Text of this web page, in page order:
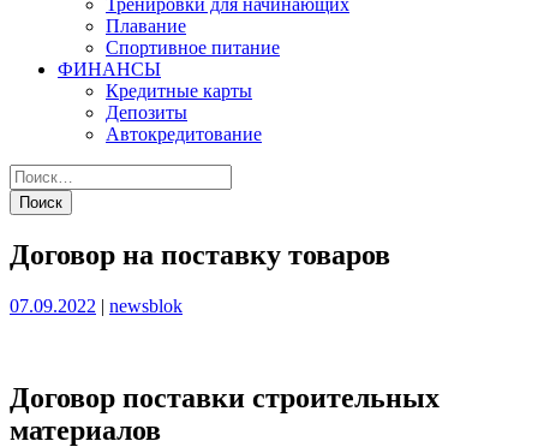
Тренировки для начинающих
Плавание
Спортивное питание
ФИНАНСЫ
Кредитные карты
Депозиты
Автокредитование
Договор на поставку товаров
Опубликовано
07.09.2022 | Опубликовано
newsblok
Договор поставки строительных
материалов